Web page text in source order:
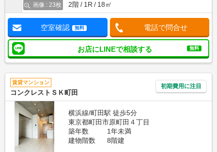
画像 : 23枚
2階
1R 18㎡
空室確認 無料 電話で問合せ
お店にLINEで相談する 無料
賃貸マンション
コンクレストＳＫ町田
初期費用に注目
横浜線/町田駅 徒歩5分
東京都町田市原町田４丁目
築年数
1年未満
建物階数
8階建